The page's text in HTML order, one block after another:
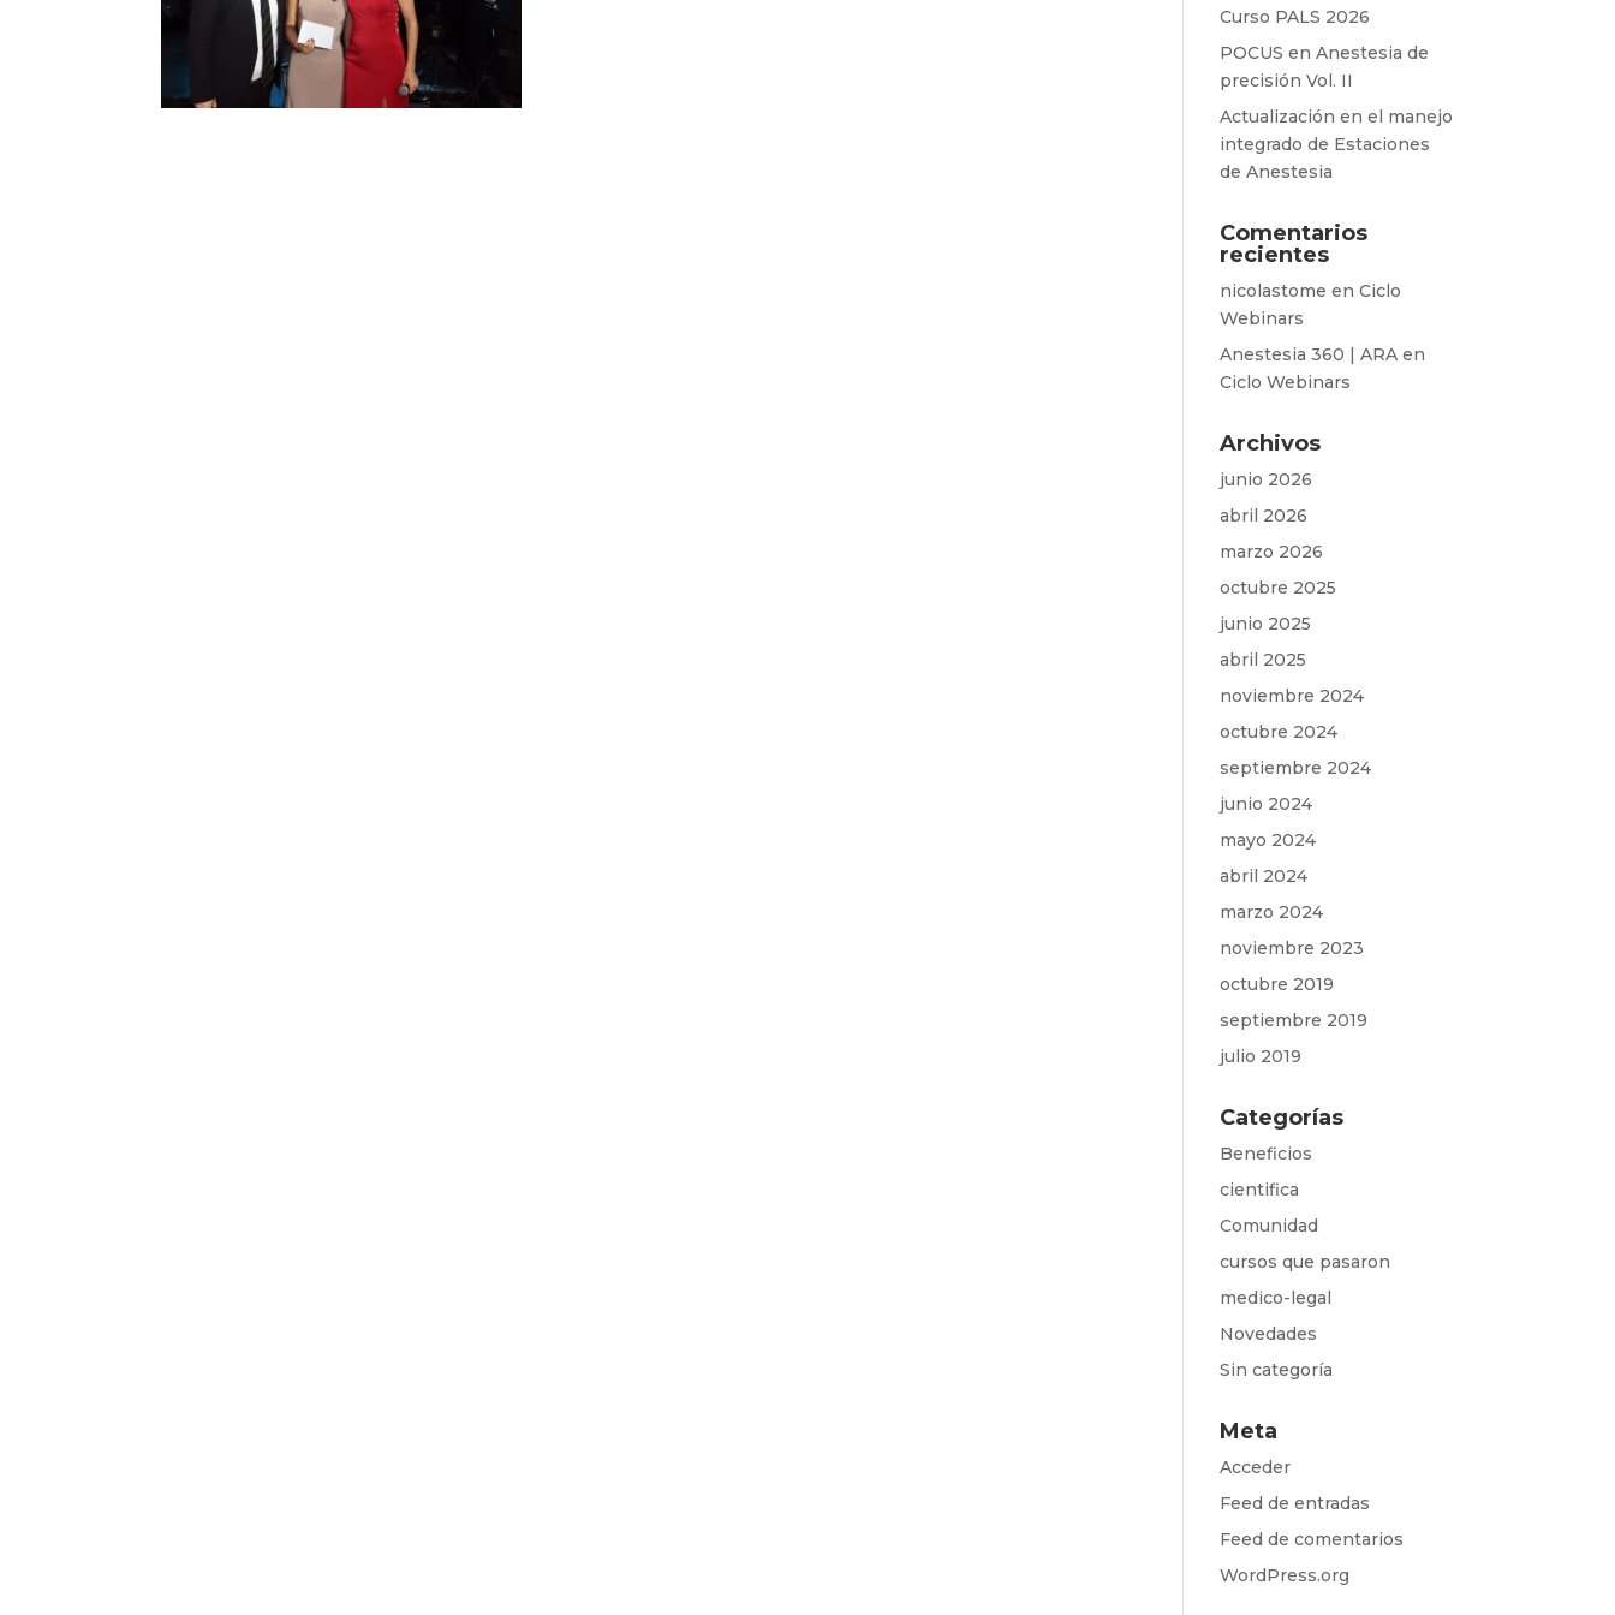
Curso PALS 2026
POCUS en Anestesia de
precisión Vol. II
Actualización en el manejo
integrado de Estaciones
de Anestesia
Comentarios
recientes
nicolastome enCiclo
Webinars
Anestesia 360 | ARA en
Ciclo Webinars
Archivos
junio 2026
abril 2026
marzo 2026
octubre 2025
junio 2025
abril 2025
noviembre 2024
octubre 2024
septiembre 2024
junio 2024
mayo 2024
abril 2024
marzo 2024
noviembre 2023
octubre 2019
septiembre 2019
julio 2019
Categorías
Beneficios
cientifica
Comunidad
cursos que pasaron
medico-legal
Novedades
Sin categoría
Meta
Acceder
Feed de entradas
Feed de comentarios
WordPress.org